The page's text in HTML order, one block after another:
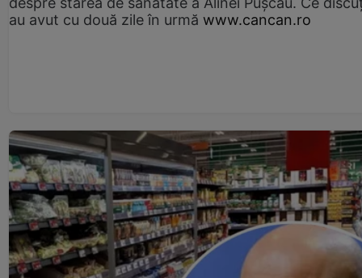
au avut cu două zile în urmă www.cancan.ro